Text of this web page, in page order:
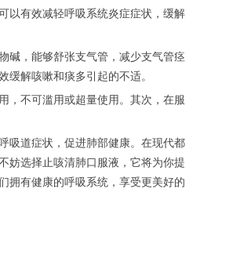
有效减轻呼吸系统炎症症状，缓解
，能够舒张支气管，减少支气管痉
解咳嗽和痰多引起的不适。
不可滥用或超量使用。其次，在服
道症状，促进肺部健康。在现代都
妨选择止咳清肺口服液，它将为你提
拥有健康的呼吸系统，享受更美好的